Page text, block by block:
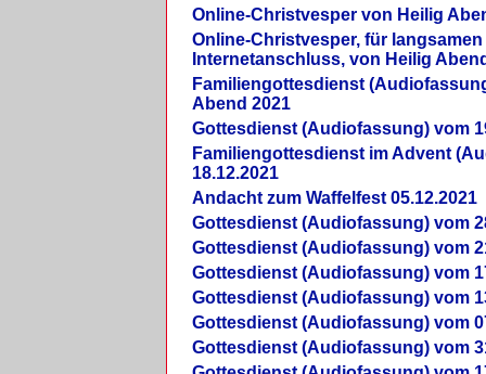
Online-Christvesper von Heilig
Online-Christvesper, für langsamen
Internetanschluss, von Heilig
Familiengottesdienst
Abend 2021
Gottesdienst (Audiofassung) vom
Familiengottesdienst im Advent
18.12.2021
Andacht zum Waffelfest 05.12.2021
Gottesdienst (Audiofassung) vom
Gottesdienst (Audiofassung) vom
Gottesdienst (Audiofassung) vom
Gottesdienst (Audiofassung) vom
Gottesdienst (Audiofassung) vom
Gottesdienst (Audiofassung) vom